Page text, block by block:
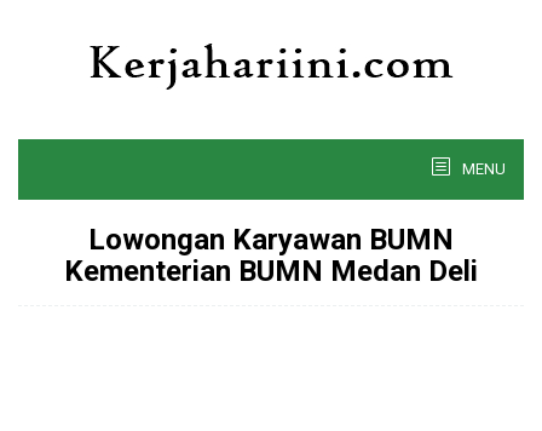
MENU
Lowongan Karyawan BUMN
Kementerian BUMN Medan Deli